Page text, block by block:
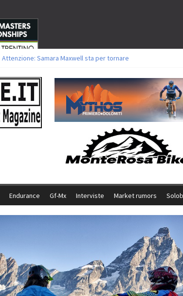
Attenzione: Samara Maxwell sta per tornare
Europei XCO: vittorie per Ghibaudo, Grossmann e Gallis.
35ª Marathon Bike della Brianza: l’ultima sfida agonistica di
Europei MTB: il Team Relay firma il secondo argento azzurro
Endurance Gf-Mx Interviste Market rumors